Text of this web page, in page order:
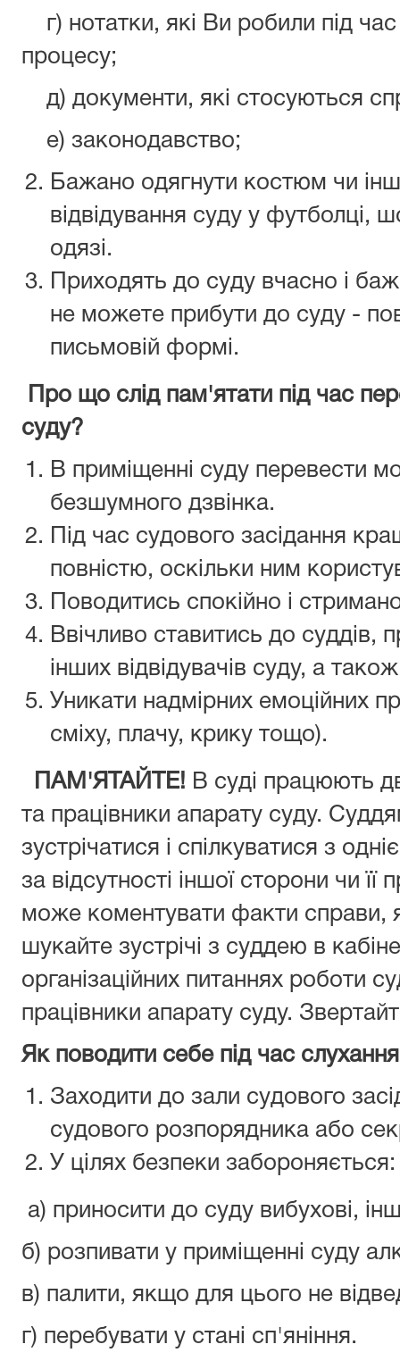
г) нотатки, які Ви робили під
процесу;
д) документи, які стосуються
е) законодавство;
Бажано одягнути костюм чи
відвідування суду у футболці,
одязі.
Приходять до суду вчасно і
не можете прибути до суду -
письмовій формі.
Про що слід пам'ятати під час
суду?
В приміщенні суду перевести
безшумного дзвінка.
Під час судового засідання
повністю, оскільки ним
Поводитись спокійно і
Ввічливо ставитись до суддів,
інших відвідувачів суду, а
Уникати надмірних емоційних
сміху, плачу, крику тощо).
ПАМ'ЯТАЙТЕ! В суді працюють
та працівники апарату суду.
зустрічатися і спілкуватися з
за відсутності іншої сторони чи
може коментувати факти справи,
шукайте зустрічі з суддею в
організаційних питаннях роботи
працівники апарату суду.
Як поводити себе під час
Заходити до зали судового
судового розпорядника або
У цілях безпеки забороняється:
а) приносити до суду вибухові,
б) розпивати у приміщенні суду
в) палити, якщо для цього не
г) перебувати у стані сп'яніння.